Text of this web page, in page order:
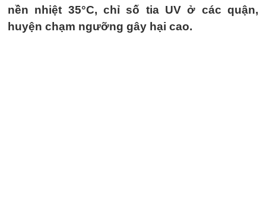
nền nhiệt 35°C, chỉ số tia UV ở các quận,
huyện chạm ngưỡng gây hại cao.